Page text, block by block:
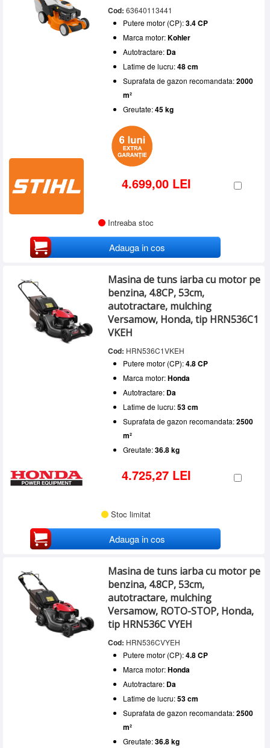
Cod: 63640113441
Putere motor (CP):3.4 CP
Marca motor:Kohler
Autotractare: Da
Latime de lucru:48 cm
Suprafata de gazon recomandata:2000
m²
Greutate:45 kg
4.699,00 LEI
Intreaba stoc
Adauga in cos
Masina de tuns iarba cu motor pe
benzina, 4.8CP, 53cm,
autotractare, mulching
Versamow, Honda, tip HRN536C1
VKEH
Cod: HRN536C1VKEH
Putere motor (CP):4.8 CP
Marca motor:Honda
Autotractare: Da
Latime de lucru:53 cm
Suprafata de gazon recomandata:2500
m²
Greutate:36.8 kg
4.725,27 LEI
Stoc limitat
Adauga in cos
Masina de tuns iarba cu motor pe
benzina, 4.8CP, 53cm,
autotractare, mulching
Versamow, ROTO-STOP, Honda,
tip HRN536C VYEH
Cod: HRN536CVYEH
Putere motor (CP):4.8 CP
Marca motor:Honda
Autotractare: Da
Latime de lucru:53 cm
Suprafata de gazon recomandata:2500
m²
Greutate:36.8 kg